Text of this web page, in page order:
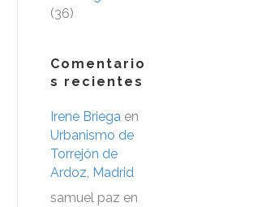
(36)
Comentario
s recientes
Irene Briega en
Urbanismo de
Torrejón de
Ardoz, Madrid
samuel paz en